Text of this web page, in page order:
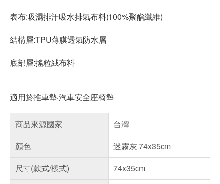
表布:吸濕排汗吸水排氣布料(100%聚酯纖維)
結構層:TPU薄膜透氣防水層
底部層:搖粒絨布料
適用於推車墊‧汽車安全座椅墊
商品來源國家
台灣
顏色
迷霧灰,74x35cm
尺寸(款式/樣式)
74x35cm